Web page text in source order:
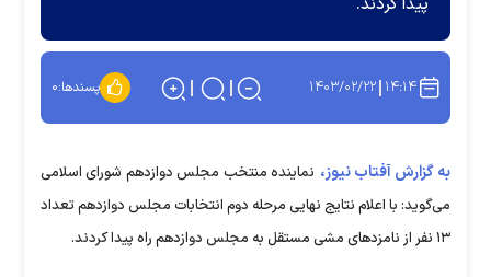
پیدا کردند.
۱۴:۱۴ ۱۴۰۳/۰۲/۲۲ پسندها:۰
به گزارش آفتاب نیوز، نماینده منتخب مجلس دوازدهم شورای اسلامی
می‌گوید: با اعلام نتایج نهایی مرحله دوم انتخابات مجلس دوازدهم تعداد
۱۳ نفر از نامزد‌های مشی مستقل به مجلس دوازدهم راه پیدا کردند.